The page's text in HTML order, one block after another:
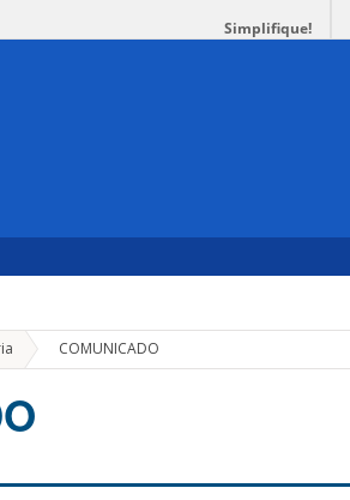
Simplifique!
» COMUNICADO